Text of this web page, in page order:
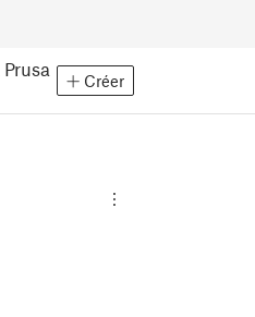
Prusa
Créer